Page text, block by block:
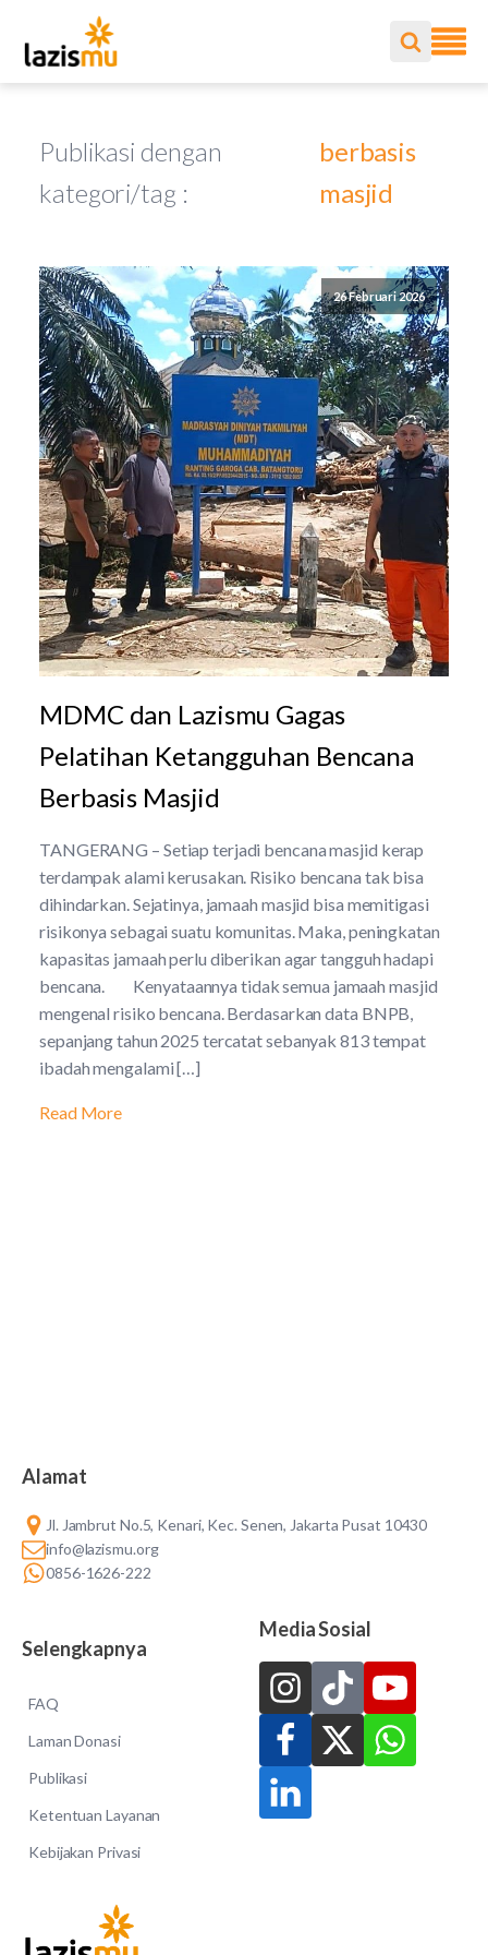
Publikasi dengan
kategori/tag :
berbasis
masjid
26 Februari 2026
MDMC dan Lazismu Gagas
Pelatihan Ketangguhan Bencana
Berbasis Masjid
TANGERANG – Setiap terjadi bencana masjid kerap
terdampak alami kerusakan. Risiko bencana tak bisa
dihindarkan. Sejatinya, jamaah masjid bisa memitigasi
risikonya sebagai suatu komunitas. Maka, peningkatan
kapasitas jamaah perlu diberikan agar tangguh hadapi
bencana. Kenyataannya tidak semua jamaah masjid
mengenal risiko bencana. Berdasarkan data BNPB,
sepanjang tahun 2025 tercatat sebanyak 813 tempat
ibadah mengalami […]
Read More
Alamat
Jl. Jambrut No.5, Kenari, Kec. Senen, Jakarta Pusat 10430
info@lazismu.org
0856-1626-222
Selengkapnya
FAQ
Laman Donasi
Publikasi
Ketentuan Layanan
Kebijakan Privasi
Media Sosial